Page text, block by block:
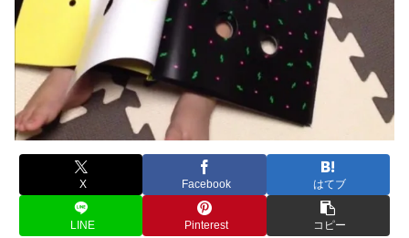
X Facebook はてブ
LINE Pinterest コピー